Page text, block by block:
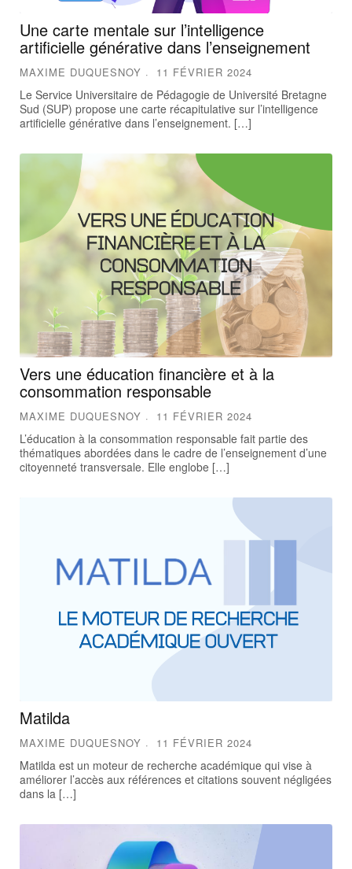
Une carte mentale sur l’intelligence
artificielle générative dans l’enseignement
MAXIME DUQUESNOY 11 FÉVRIER 2024
Le Service Universitaire de Pédagogie de Université Bretagne
Sud (SUP) propose une carte récapitulative sur l’intelligence
artificielle générative dans l’enseignement. […]
Vers une éducation financière et à la
consommation responsable
MAXIME DUQUESNOY 11 FÉVRIER 2024
L’éducation à la consommation responsable fait partie des
thématiques abordées dans le cadre de l’enseignement d’une
citoyenneté transversale. Elle englobe […]
Matilda
MAXIME DUQUESNOY 11 FÉVRIER 2024
Matilda est un moteur de recherche académique qui vise à
améliorer l’accès aux références et citations souvent négligées
dans la […]